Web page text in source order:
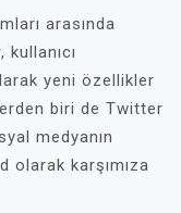
arasında
yeni özellikler
biri de Twitter
medyanın
olarak karşımıza